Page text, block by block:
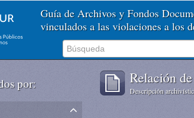
Guía de Archivos y Fondos
vinculados a las violaciones a los
por: Relación
Descripción